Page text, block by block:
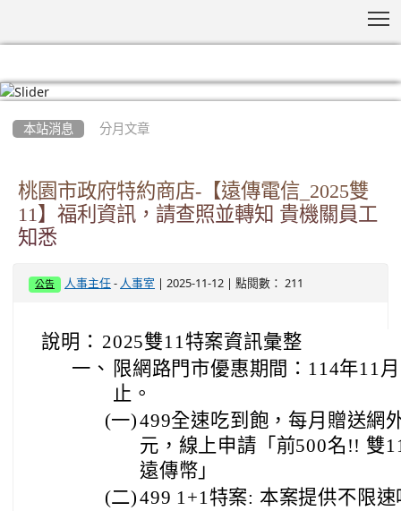
本站消息 分月文章
桃園市政府特約商店-【遠傳電信_2025雙
11】福利資訊，請查照並轉知 貴機關員工
知悉
公告 人事主任 - 人事室 | 2025-11-12 | 點閱數： 211
說明： 2025雙11特案資訊彙整
一、 限網路門市優惠期間：114年11
止。
(一)499全速吃到飽，每月贈送網
元，線上申請「前500名!! 雙
遠傳幣」
(二)499 1+1特案: 本案提供不限